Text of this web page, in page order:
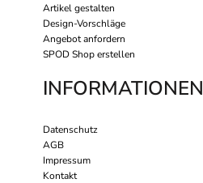
Artikel gestalten
Design-Vorschläge
Angebot anfordern
SPOD Shop erstellen
INFORMATIONEN
Datenschutz
AGB
Impressum
Kontakt